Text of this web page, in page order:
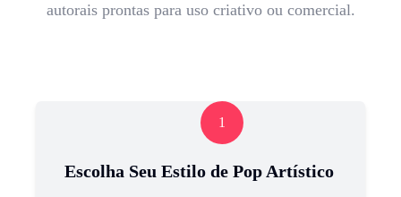
autorais prontas para uso criativo ou comercial.
1
Escolha Seu Estilo de Pop Artístico